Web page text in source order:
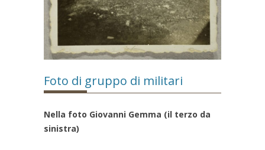
Foto di gruppo di militari
Nella foto Giovanni Gemma (il terzo da
sinistra)